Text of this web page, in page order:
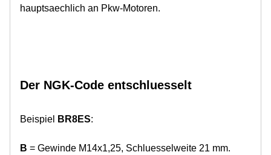
hauptsaechlich an Pkw-Motoren.
Der NGK-Code entschluesselt
Beispiel BR8ES:
B = Gewinde M14x1,25, Schluesselweite 21 mm.